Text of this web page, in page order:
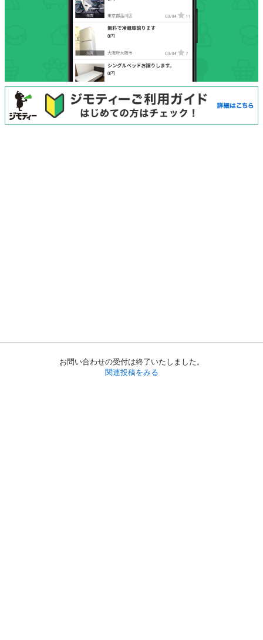
お問い合わせの受付は終了いたしました。
関連投稿をみる